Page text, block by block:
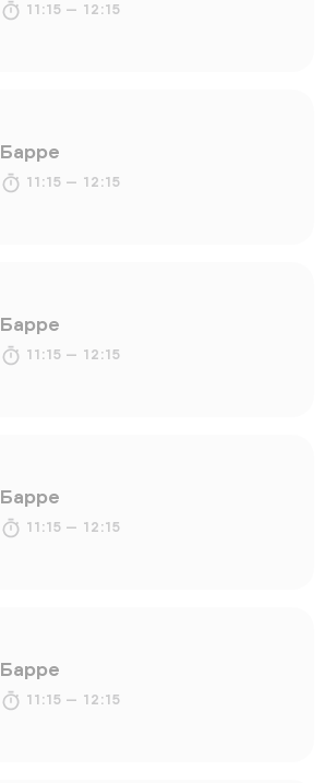
11:15 — 12:15
Барре
11:15 — 12:15
Барре
11:15 — 12:15
Барре
11:15 — 12:15
Барре
11:15 — 12:15